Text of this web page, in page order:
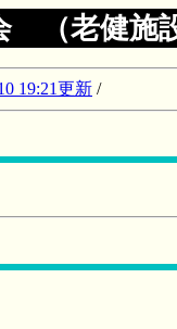
（老健施
19:21更新 /